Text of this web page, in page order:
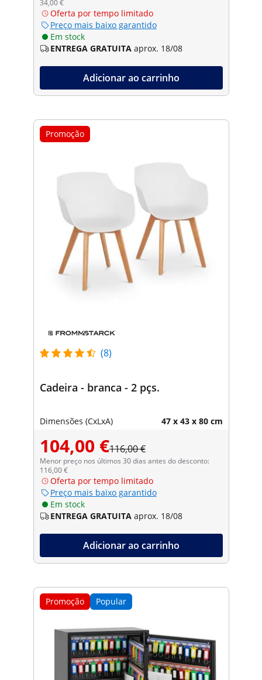
34,00 €
Oferta por tempo limitado
Preço mais baixo garantido
Em stock
ENTREGA GRATUITA aprox. 18/08
Adicionar ao carrinho
Promoção
(8)
Cadeira - branca - 2 pçs.
Dimensões (CxLxA) 47 x 43 x 80 cm
104,00 €116,00 €
Menor preço nos últimos 30 dias antes do desconto:
116,00 €
Oferta por tempo limitado
Preço mais baixo garantido
Em stock
ENTREGA GRATUITA aprox. 18/08
Adicionar ao carrinho
Promoção Popular